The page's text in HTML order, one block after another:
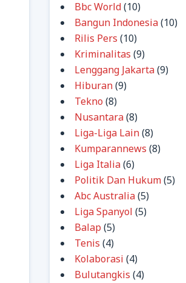
Bbc World(10)
Bangun Indonesia(10)
Rilis Pers (10)
Kriminalitas (9)
Lenggang Jakarta(9)
Hiburan(9)
Tekno (8)
Nusantara(8)
Liga-Liga Lain(8)
Kumparannews (8)
Liga Italia(6)
Politik Dan Hukum(5)
Abc Australia(5)
Liga Spanyol (5)
Balap (5)
Tenis (4)
Kolaborasi (4)
Bulutangkis (4)